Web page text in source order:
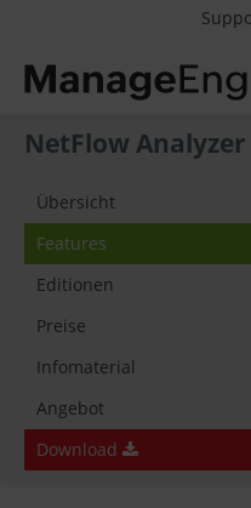
NetFlow Analyzer
Übersicht
Features
Editionen
Preise
Infomaterial
Angebot
Download